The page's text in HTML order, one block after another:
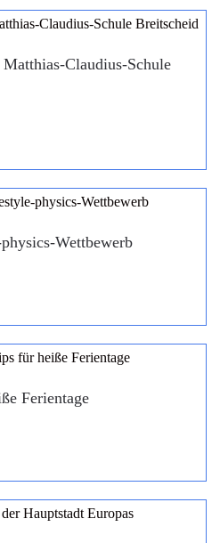
Claudius-Schule
Wettbewerb
Ferientage